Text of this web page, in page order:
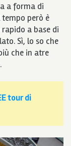
a forma di
tempo però è
a base di
Sì, lo so che
che in atre
tour di